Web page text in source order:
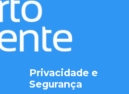
Privacidade e
Segurança